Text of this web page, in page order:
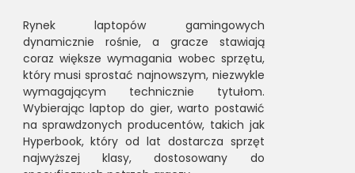
Rynek laptopów gamingowych
dynamicznie rośnie, a gracze stawiają
coraz większe wymagania wobec sprzętu,
który musi sprostać najnowszym, niezwykle
wymagającym technicznie tytułom.
Wybierając laptop do gier, warto postawić
na sprawdzonych producentów, takich jak
Hyperbook, który od lat dostarcza sprzęt
najwyższej klasy, dostosowany do